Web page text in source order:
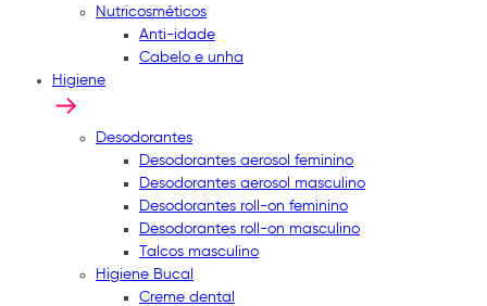
Nutricosméticos
Anti-idade
Cabelo e unha
Higiene
Desodorantes
Desodorantes aerosol feminino
Desodorantes aerosol masculino
Desodorantes roll-on feminino
Desodorantes roll-on masculino
Talcos masculino
Higiene Bucal
Creme dental